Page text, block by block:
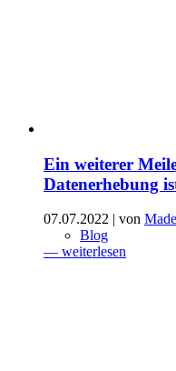
Ein weiterer
Datenerhebung
07.07.2022 | von
Blog
— weiterlesen